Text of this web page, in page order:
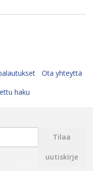
Ota yhteyttä
haku
Tilaa
uutiskirje